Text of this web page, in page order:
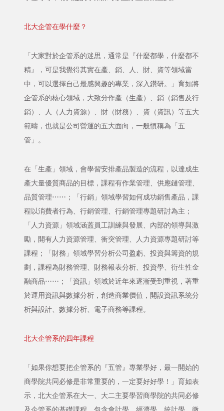
北大企管在學什麼？
「大家對於企管系的迷思，通常是『什麼都學，什麼都不
精』，可是我覺得其實在產、銷、人、財、資等領域當
中，可以選擇自己最感興趣的專業，深入鑽研。」育如將
企管系的核心領域，大致分作產（生產）、銷（銷售及行
銷）、人（人力資源）、財（財務）、資（資訊）等五大
範疇，也就是公司營運的五大面向，一般慣稱為「五
管」。
在「生產」領域，會學習安排產品製造的流程，以達成生
產大量優質商品的目標，課程有作業管理、供應鏈管理、
品質管理⋯⋯；「行銷」領域學習如何成功銷售產品，課
程以消費者行為、行銷管理、行銷管理專題研討為主；
「人力資源」領域涵蓋員工訓練與發展、內部的領導與激
勵，開有人力資源管理、衝突管理、人力資源專題研討等
課程；「財務」領域學習分析公司盈虧、投資與籌資的規
劃，課程為財務管理、財務報表分析、投資學、衍生性金
融商品⋯⋯；「資訊」領域於近年來逐漸受到重視，著重
於運用資訊與數據分析，創造商業價值，開設資訊系統分
析與設計、數據分析、電子商務等課程。
北大企管系的四年課程
「如果你想要把企管系的『五管』專業學好，最一開始的
商學院共同必修是非常重要的，一定要好好學！」育如表
示，北大企管系在大一、大二主要學習商學院的共同必修